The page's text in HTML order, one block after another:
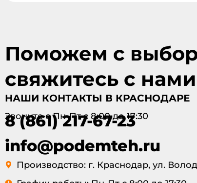
Поможем с
свяжитесь с нами
НАШИ КОНТАКТЫ В КРАСНОДАРЕ
Звоните с Пн-Пт с 8:00 до 17:30
8 (861) 217-67-23
info@podemteh.ru
Производство: г. Краснодар, ул.